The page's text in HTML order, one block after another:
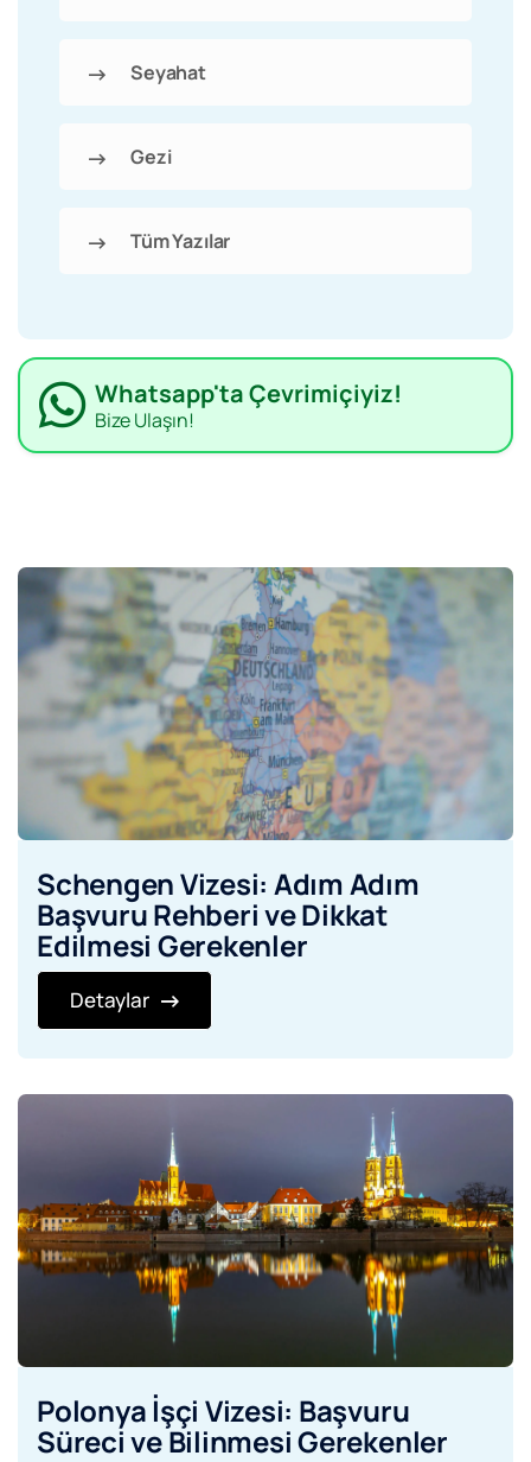
Seyahat
Gezi
Tüm Yazılar
Whatsapp'ta Çevrimiçiyiz!
Bize Ulaşın!
Schengen Vizesi: Adım Adım
Başvuru Rehberi ve Dikkat
Edilmesi Gerekenler
Detaylar
Polonya İşçi Vizesi: Başvuru
Süreci ve Bilinmesi Gerekenler